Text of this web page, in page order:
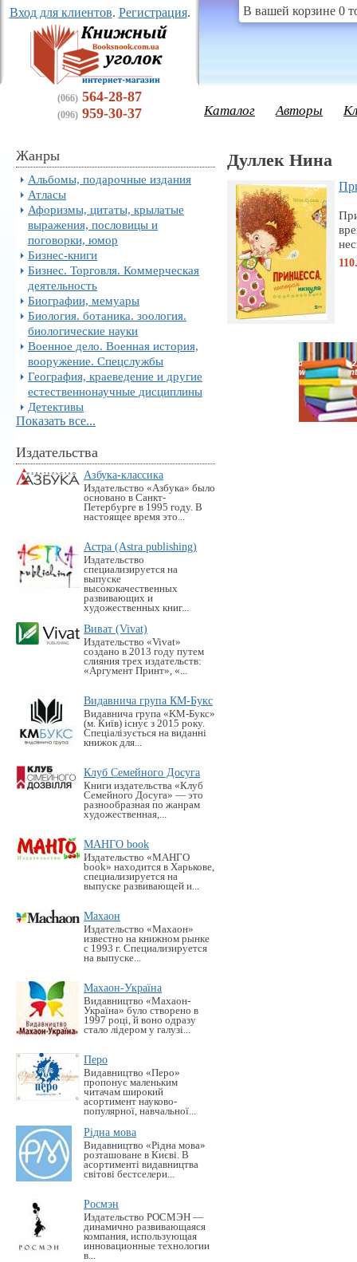
Вход для клиентов. Регистрация.
(066) 564-28-87
(096) 959-30-37
В вашей корзине 0
Каталог Авторы
Жанры
Альбомы, подарочные издания
Атласы
Афоризмы, цитаты, крылатые
выражения, пословицы и
поговорки, юмор
Бизнес-книги
Бизнес. Торговля. Коммерческая
деятельность
Биографии, мемуары
Биология. ботаника. зоология.
биологические науки
Военное дело. Военная история,
вооружение. Спецслужбы
География, краеведение и другие
естественнонаучные дисциплины
Детективы
Показать все...
Издательства
Азбука-классика
Издательство «Азбука» было
основано в Санкт-
Петербурге в 1995 году. В
настоящее время это...
Астра (Astra publishing)
Издательство
специализируется на
выпуске
высококачественных
развивающих и
художественных книг...
Виват (Vivat)
Издательство «Vivat»
создано в 2013 году путем
слияния трех издательств:
«Аргумент Принт», «...
Видавнича група КМ-Букс
Видавнича група «KM-Букс»
(м. Київ) існує з 2015 року.
Спеціалізується на виданні
книжок для...
Клуб Семейного Досуга
Книги издательства «Клуб
Семейного Досуга» — это
разнообразная по жанрам
художественная,...
МАНГО book
Издательство «MАНГО
book» находится в Харькове,
специализируется на
выпуске развивающей и...
Махаон
Издательство «Махаон»
известно на книжном рынке
с 1993 г. Специализируется
на выпуске...
Махаон-Україна
Видавництво «Махаон-
Україна» було створено в
1997 році, й воно одразу
стало лідером у галузі...
Перо
Видавництво «Перо»
пропонує маленьким
читачам широкий
асортимент науково-
популярної, навчальної...
Рідна мова
Видавництво «Рідна мова»
розташоване в Києві. В
асортименті видавництва
світові бестселери...
Росмэн
Издательство РОСМЭН —
динамично развивающаяся
компания, использующая
инновационные технологии
в...
Дуллек Нина